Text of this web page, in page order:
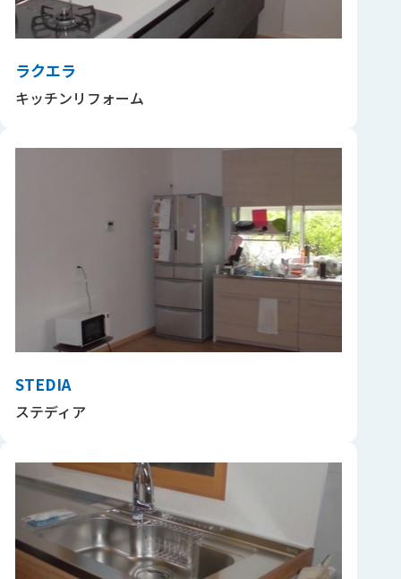
ラクエラ
キッチンリフォーム
STEDIA
ステディア